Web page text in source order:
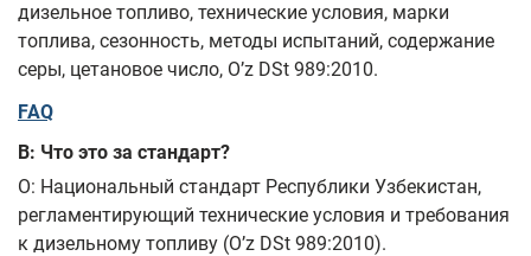
дизельное топливо, технические условия, марки
топлива, сезонность, методы испытаний, содержание
серы, цетановое число, O’z DSt 989:2010.
FAQ
В: Что это за стандарт?
О: Национальный стандарт Республики Узбекистан,
регламентирующий технические условия и требования
к дизельному топливу (O’z DSt 989:2010).